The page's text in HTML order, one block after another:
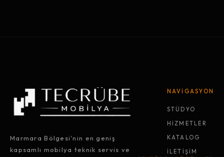
Marmara Bölgesi'nin en geniş
kapsamlı mobilya teknik servis ve
NAVİGASYON
STÜDYO
HİZMETLER
KATALOG
İLETİŞİM